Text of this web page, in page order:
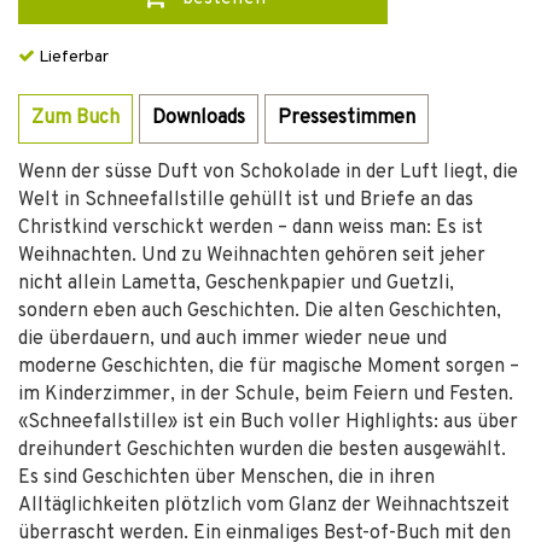
Lieferbar
Zum Buch Downloads Pressestimmen
Wenn der süsse Duft von Schokolade in der Luft liegt, die
Welt in Schneefallstille gehüllt ist und Briefe an das
Christkind verschickt werden – dann weiss man: Es ist
Weihnachten. Und zu Weihnachten gehören seit jeher
nicht allein Lametta, Geschenkpapier und Guetzli,
sondern eben auch Geschichten. Die alten Geschichten,
die überdauern, und auch immer wieder neue und
moderne Geschichten, die für magische Moment sorgen –
im Kinderzimmer, in der Schule, beim Feiern und Festen.
«Schneefallstille» ist ein Buch voller Highlights: aus über
dreihundert Geschichten wurden die besten ausgewählt.
Es sind Geschichten über Menschen, die in ihren
Alltäglichkeiten plötzlich vom Glanz der Weihnachtszeit
überrascht werden. Ein einmaliges Best-of-Buch mit den